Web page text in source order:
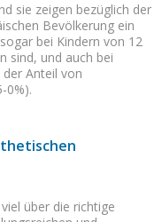
sie zeigen bezüglich der
Bevölkerung ein
bei Kindern von 12
sind, und auch bei
Anteil von
0%).
über die richtige